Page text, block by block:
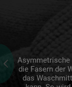
Asymmetrische
die Fasern der
das